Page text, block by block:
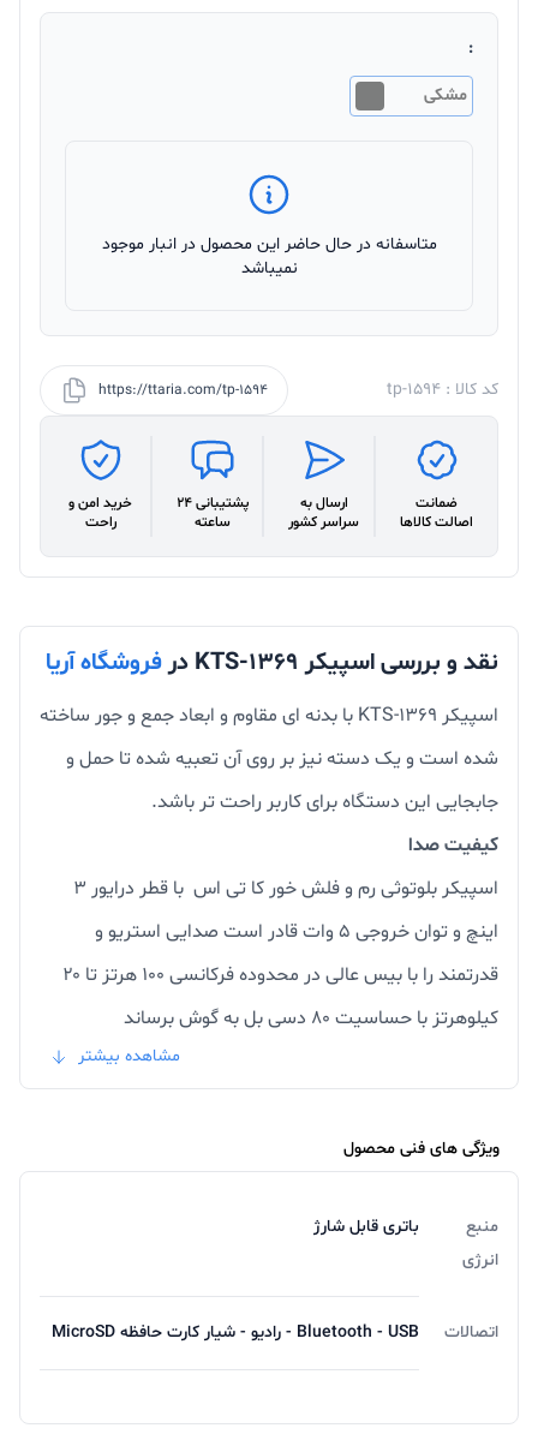
:
مشکی
متاسفانه در حال حاضر این محصول در انبار موجود
نمیباشد
کد کالا : tp-1594 https://ttaria.com/tp-1594
ضمانت
اصالت کالاها
ارسال به
سراسر کشور
پشتیبانی 24
ساعته
خرید امن و
راحت
نقد و بررسی اسپیکر KTS-1369 در فروشگاه آریا
اسپیکر KTS-1369 با بدنه ای مقاوم و ابعاد جمع و جور ساخته
شده است و یک دسته نیز بر روی آن تعبیه شده تا حمل و
جابجایی این دستگاه برای کاربر راحت تر باشد.
کیفیت صدا
اسپیکر بلوتوثی رم و فلش خور کا تی اس با قطر درایور ۳
اینچ و توان خروجی ۵ وات قادر است صدایی استریو و
قدرتمند را با بیس عالی در محدوده فرکانسی ۱۰۰ هرتز تا ۲۰
کیلوهرتز با حساسیت ۸۰ دسی بل به گوش برساند
همچنین یک محفظه به عنوان استند جهت قرار دادن گوشی
دادن به آهنگ های موردعلاقه خود با خیالی آسوده لذت ببرید.
بلوتوثی برقرار می کند تا آهنگ در حال پخش با صدایی
قدرتمندتر به صورت همزمان از هر دو اسپیکر به گوش برسد.
مشاهده بیشتر
ویژگی های فنی محصول
منبع
انرژی
باتری قابل شارژ
اتصالات Bluetooth - USB - رادیو - شیار کارت حافظه MicroSD